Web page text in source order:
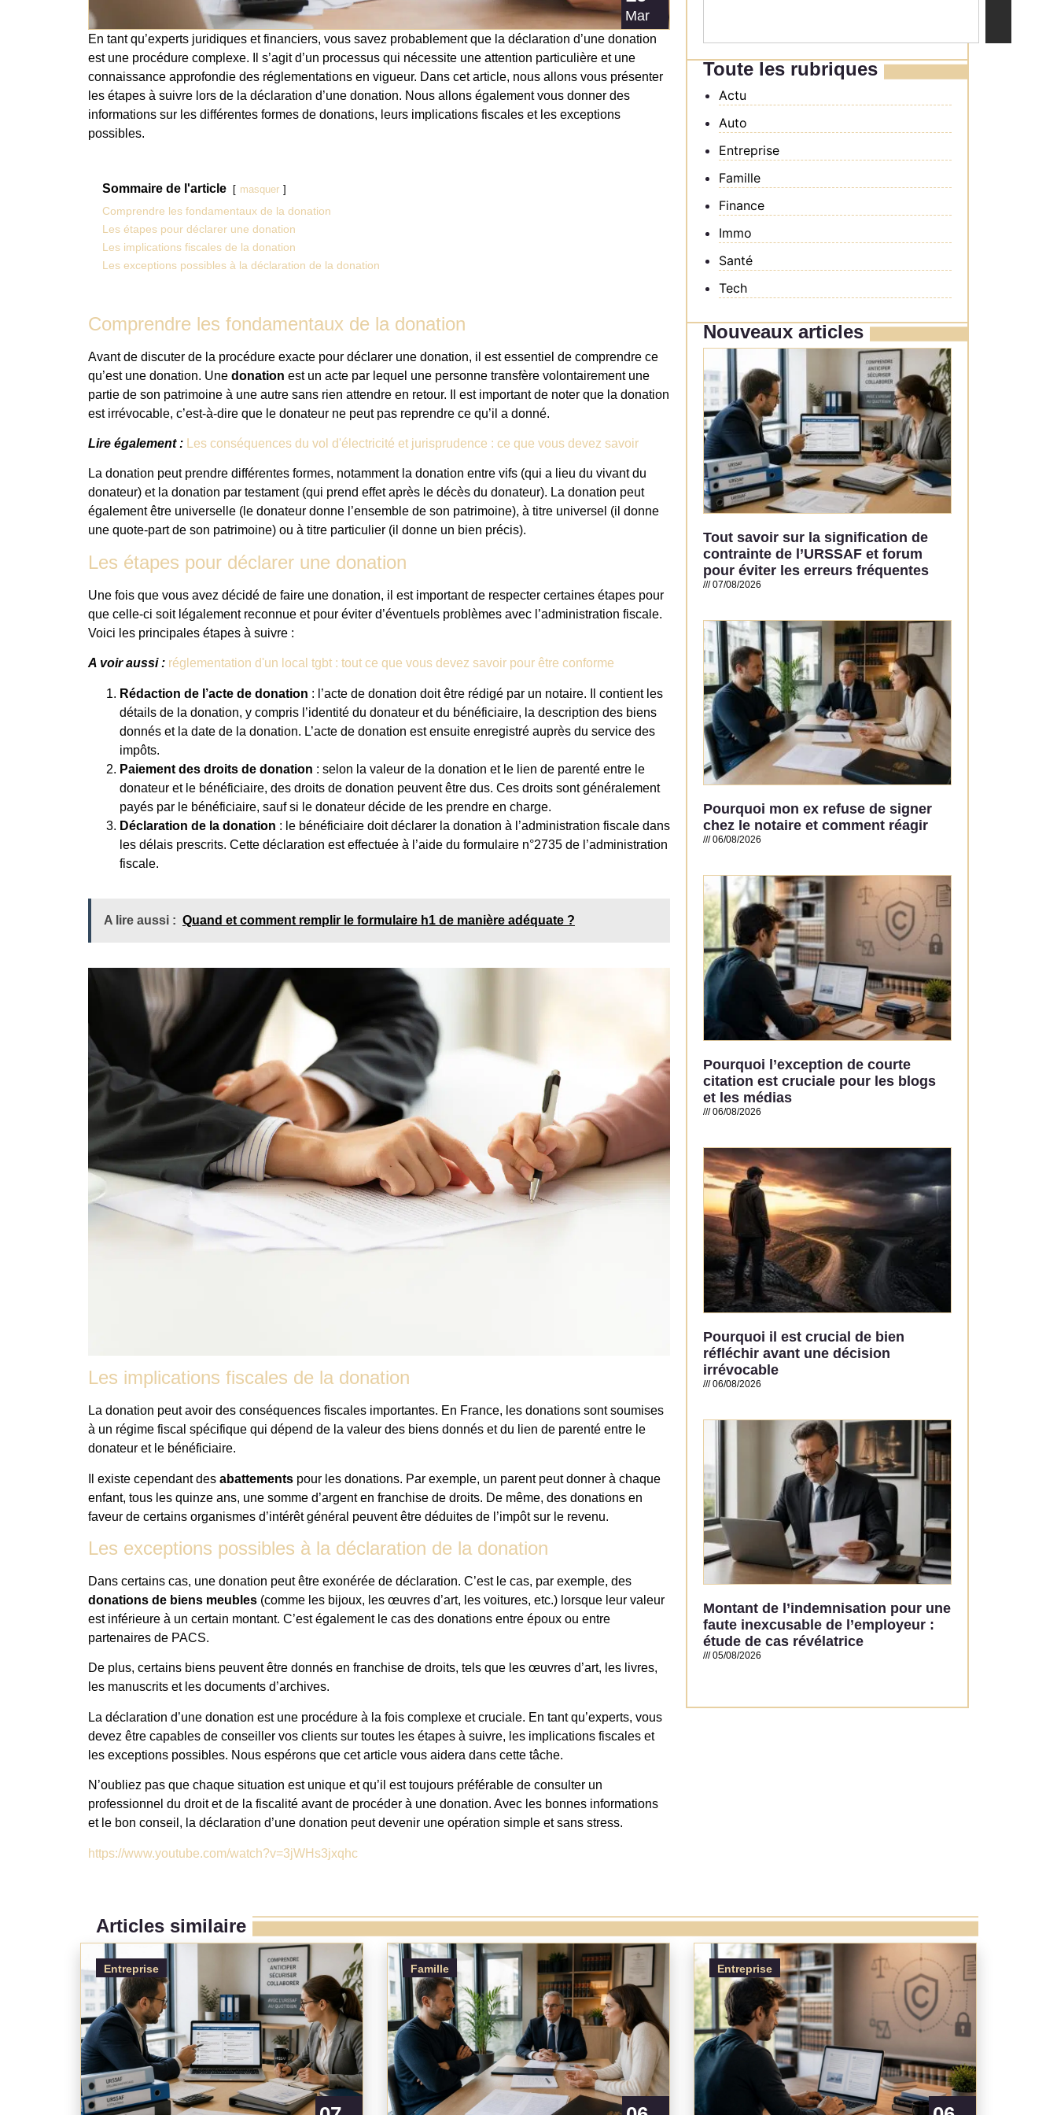
Mar
En tant qu’experts juridiques et financiers, vous savez probablement que la déclaration d’une donation
est une procédure complexe. Il s’agit d’un processus qui nécessite une attention particulière et une
connaissance approfondie des réglementations en vigueur. Dans cet article, nous allons vous présenter
les étapes à suivre lors de la déclaration d’une donation. Nous allons également vous donner des
informations sur les différentes formes de donations, leurs implications fiscales et les exceptions
possibles.
Sommaire de l'article masquer
Comprendre les fondamentaux de la donation
Les étapes pour déclarer une donation
Les implications fiscales de la donation
Les exceptions possibles à la déclaration de la donation
Comprendre les fondamentaux de la donation
Avant de discuter de la procédure exacte pour déclarer une donation, il est essentiel de comprendre ce
qu’est une donation. Une donation est un acte par lequel une personne transfère volontairement une
partie de son patrimoine à une autre sans rien attendre en retour. Il est important de noter que la donation
est irrévocable, c’est-à-dire que le donateur ne peut pas reprendre ce qu’il a donné.
Lire également : Les conséquences du vol d'électricité et jurisprudence : ce que vous devez savoir
La donation peut prendre différentes formes, notamment la donation entre vifs (qui a lieu du vivant du
donateur) et la donation par testament (qui prend effet après le décès du donateur). La donation peut
également être universelle (le donateur donne l’ensemble de son patrimoine), à titre universel (il donne
une quote-part de son patrimoine) ou à titre particulier (il donne un bien précis).
Les étapes pour déclarer une donation
Une fois que vous avez décidé de faire une donation, il est important de respecter certaines étapes pour
que celle-ci soit légalement reconnue et pour éviter d’éventuels problèmes avec l’administration fiscale.
Voici les principales étapes à suivre :
A voir aussi : réglementation d'un local tgbt : tout ce que vous devez savoir pour être conforme
Rédaction de l’acte de donation : l’acte de donation doit être rédigé par un notaire. Il contient les
détails de la donation, y compris l’identité du donateur et du bénéficiaire, la description des biens
donnés et la date de la donation. L’acte de donation est ensuite enregistré auprès du service des
impôts.
Paiement des droits de donation : selon la valeur de la donation et le lien de parenté entre le
donateur et le bénéficiaire, des droits de donation peuvent être dus. Ces droits sont généralement
payés par le bénéficiaire, sauf si le donateur décide de les prendre en charge.
Déclaration de la donation : le bénéficiaire doit déclarer la donation à l’administration fiscale dans
les délais prescrits. Cette déclaration est effectuée à l’aide du formulaire n°2735 de l’administration
fiscale.
A lire aussi : Quand et comment remplir le formulaire h1 de manière adéquate ?
Les implications fiscales de la donation
La donation peut avoir des conséquences fiscales importantes. En France, les donations sont soumises
à un régime fiscal spécifique qui dépend de la valeur des biens donnés et du lien de parenté entre le
donateur et le bénéficiaire.
Il existe cependant des abattements pour les donations. Par exemple, un parent peut donner à chaque
enfant, tous les quinze ans, une somme d’argent en franchise de droits. De même, des donations en
faveur de certains organismes d’intérêt général peuvent être déduites de l’impôt sur le revenu.
Les exceptions possibles à la déclaration de la donation
Dans certains cas, une donation peut être exonérée de déclaration. C’est le cas, par exemple, des
donations de biens meubles (comme les bijoux, les œuvres d’art, les voitures, etc.) lorsque leur valeur
est inférieure à un certain montant. C’est également le cas des donations entre époux ou entre
partenaires de PACS.
De plus, certains biens peuvent être donnés en franchise de droits, tels que les œuvres d’art, les livres,
les manuscrits et les documents d’archives.
La déclaration d’une donation est une procédure à la fois complexe et cruciale. En tant qu’experts, vous
devez être capables de conseiller vos clients sur toutes les étapes à suivre, les implications fiscales et
les exceptions possibles. Nous espérons que cet article vous aidera dans cette tâche.
N’oubliez pas que chaque situation est unique et qu’il est toujours préférable de consulter un
professionnel du droit et de la fiscalité avant de procéder à une donation. Avec les bonnes informations
et le bon conseil, la déclaration d’une donation peut devenir une opération simple et sans stress.
https://www.youtube.com/watch?v=3jWHs3jxqhc
Toute les rubriques
Actu
Auto
Entreprise
Famille
Finance
Immo
Santé
Tech
Nouveaux articles
Tout savoir sur la signification de
contrainte de l’URSSAF et forum
pour éviter les erreurs fréquentes
07/08/2026
Pourquoi mon ex refuse de signer
chez le notaire et comment réagir
06/08/2026
Pourquoi l’exception de courte
citation est cruciale pour les blogs
et les médias
06/08/2026
Pourquoi il est crucial de bien
réfléchir avant une décision
irrévocable
06/08/2026
Montant de l’indemnisation pour une
faute inexcusable de l’employeur :
étude de cas révélatrice
05/08/2026
Articles similaire
Entreprise Famille Entreprise